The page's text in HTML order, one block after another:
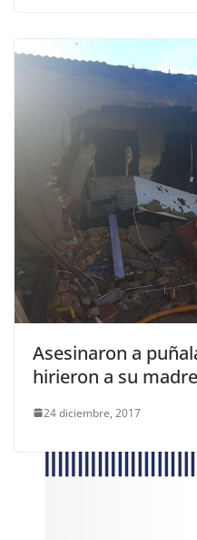
Asesinaron a
hirieron a su
24 diciembre, 2017